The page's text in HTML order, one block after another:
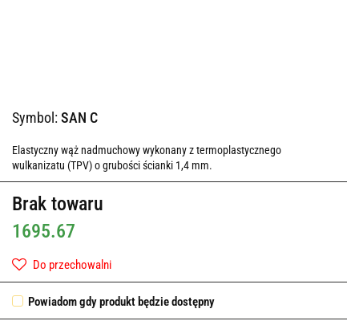
Symbol:SAN C
Elastyczny wąż nadmuchowy wykonany z termoplastycznego
wulkanizatu (TPV) o grubości ścianki 1,4 mm.
Brak towaru
1695.67
Do przechowalni
Powiadom gdy produkt będzie dostępny